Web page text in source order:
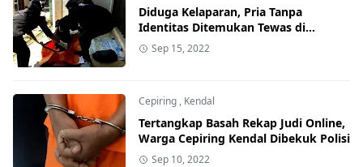
Diduga Kelaparan, Pria Tanpa
Identitas Ditemukan Tewas di
Cepiring Kendal
Sep 15, 2022
Cepiring, Kendal
Tertangkap Basah Rekap Judi Online,
Warga Cepiring Kendal Dibekuk Polisi
Sep 10, 2022